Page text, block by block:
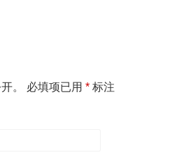
。 必填项已用 * 标注